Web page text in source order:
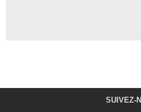
SUIVEZ-